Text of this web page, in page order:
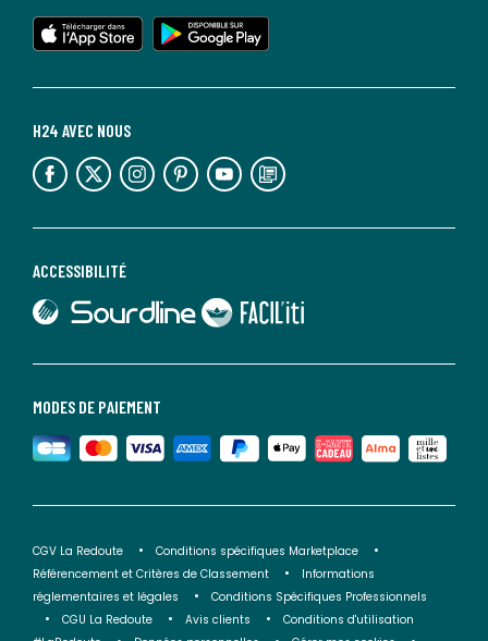
MODES DE PAIEMENT
ACCESSIBILITÉ
lien vers Sourdline
lien vers Faciliti
H24 AVEC NOUS
lien vers l'espace réseaux sociaux lien vers l'espace réseaux sociaux lien vers l'espace réseaux sociaux lien vers l'espace réseaux sociaux lien vers l'espace réseaux sociaux lien vers le blog la redoute
lien vers l'app store
lien vers google play
CGV La Redoute
Conditions spécifiques Marketplace
Référencement et Critères de Classement
Informations
réglementaires et légales
Conditions Spécifiques Professionnels
CGU La Redoute
Avis clients
Conditions d'utilisation